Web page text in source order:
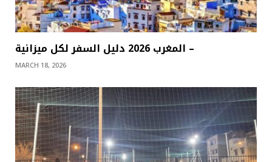
المغرب 2026 دليل السفر لكل ميزانية –
MARCH 18, 2026